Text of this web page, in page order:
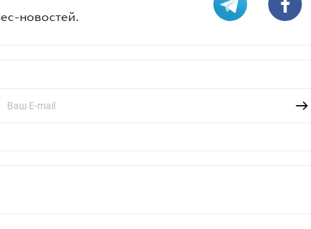
новостей.